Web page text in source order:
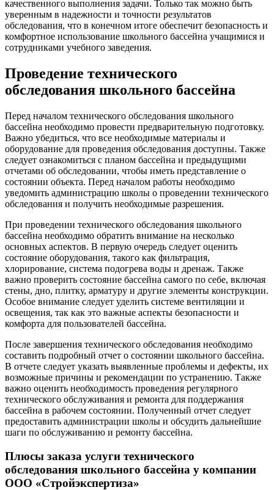
качественного выполнения задачи. Только так можно быть
уверенным в надежности и точности результатов
обследования, что в конечном итоге обеспечит безопасность и
комфортное использование школьного бассейна учащимися и
сотрудниками учебного заведения.
Проведение технического
обследования школьного бассейна
Перед началом технического обследования школьного
бассейна необходимо провести предварительную подготовку.
Важно убедиться, что все необходимые материалы и
оборудование для проведения обследования доступны. Также
следует ознакомиться с планом бассейна и предыдущими
отчетами об обследовании, чтобы иметь представление о
состоянии объекта. Перед началом работы необходимо
уведомить администрацию школы о проведении технического
обследования и получить необходимые разрешения.
При проведении технического обследования школьного
бассейна необходимо обратить внимание на несколько
основных аспектов. В первую очередь следует оценить
состояние оборудования, такого как фильтрация,
хлорирование, система подогрева воды и дренаж. Также
важно проверить состояние бассейна самого по себе, включая
стены, дно, плитку, арматуру и другие элементы конструкции.
Особое внимание следует уделить системе вентиляции и
освещения, так как это важные аспекты безопасности и
комфорта для пользователей бассейна.
После завершения технического обследования необходимо
составить подробный отчет о состоянии школьного бассейна.
В отчете следует указать выявленные проблемы и дефекты, их
возможные причины и рекомендации по устранению. Также
важно оценить необходимость проведения регулярного
технического обслуживания и ремонта для поддержания
бассейна в рабочем состоянии. Полученный отчет следует
предоставить администрации школы и обсудить дальнейшие
шаги по обслуживанию и ремонту бассейна.
Плюсы заказа услуги технического
обследования школьного бассейна у компании
ООО «Стройэкспертиза»